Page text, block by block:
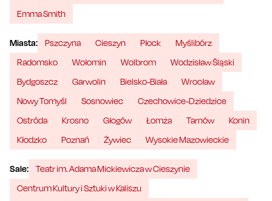
Emma Smith
Miasta: Pszczyna Cieszyn Płock
Myślibórz
Radomsko
Wołomin Wolbrom
Wodzisław Śląski
Bydgoszcz
Garwolin Bielsko-Biała
Wrocław
Nowy Tomyśl
Sosnowiec
Czechowice-Dziedzice
Ostróda
Krosno Głogów Łomża Tarnów
Konin
Kłodzko
Poznań Żywiec Wysokie Mazowieckie
Sale:
Teatr im. Adama Mickiewicza w Cieszynie
Centrum Kultury i Sztuki w Kaliszu